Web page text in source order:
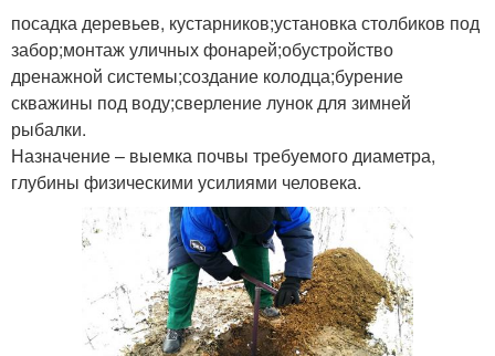
посадка деревьев, кустарников;установка столбиков под
забор;монтаж уличных фонарей;обустройство
дренажной системы;создание колодца;бурение
скважины под воду;сверление лунок для зимней
рыбалки.
Назначение – выемка почвы требуемого диаметра,
глубины физическими усилиями человека.